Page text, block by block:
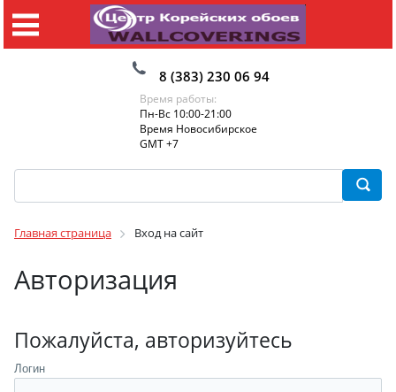
8 (383) 230 06 94
Время работы:
Пн-Вс 10:00-21:00
Время Новосибирское
GMT +7
Главная страница Вход на сайт
Авторизация
Пожалуйста, авторизуйтесь
Логин